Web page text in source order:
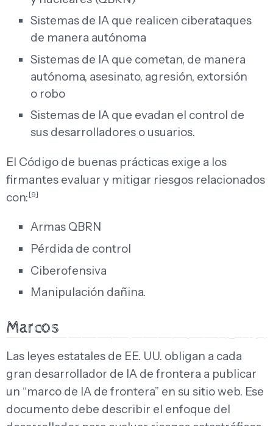
Sistemas de IA que realicen ciberataques
de manera autónoma
Sistemas de IA que cometan, de manera
autónoma, asesinato, agresión, extorsión
o robo
Sistemas de IA que evadan el control de
sus desarrolladores o usuarios.
El Código de buenas prácticas exige a los
firmantes evaluar y mitigar riesgos relacionados
con: [9]
Armas QBRN
Pérdida de control
Ciberofensiva
Manipulación dañina.
Marcos
Las leyes estatales de EE. UU. obligan a cada
gran desarrollador de IA de frontera a publicar
un “marco de IA de frontera” en su sitio web. Ese
documento debe describir el enfoque del